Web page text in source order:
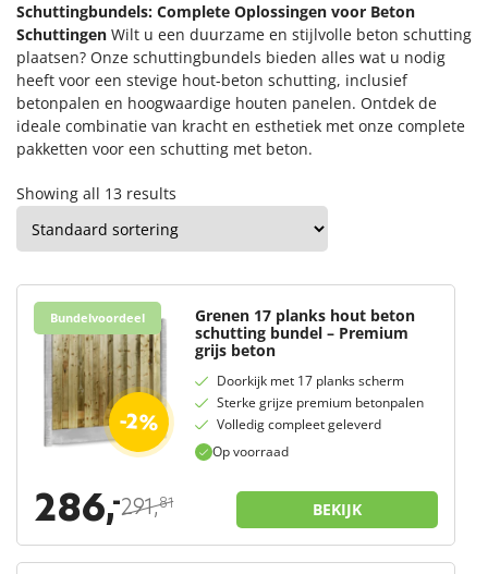
Schuttingbundels: Complete Oplossingen voor Beton
Schuttingen Wilt u een duurzame en stijlvolle beton schutting
plaatsen? Onze schuttingbundels bieden alles wat u nodig
heeft voor een stevige hout-beton schutting, inclusief
betonpalen en hoogwaardige houten panelen. Ontdek de
ideale combinatie van kracht en esthetiek met onze complete
pakketten voor een schutting met beton.
Showing all 13 results
Bundelvoordeel
-2%
Op voorraad
Grenen 17 planks hout beton
schutting bundel – Premium
grijs beton
Doorkijk met 17 planks scherm
Sterke grijze premium betonpalen
Volledig compleet geleverd
286,-291,81 BEKIJK